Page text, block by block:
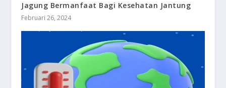
Jagung Bermanfaat Bagi Kesehatan Jantung
Februari 26, 2024